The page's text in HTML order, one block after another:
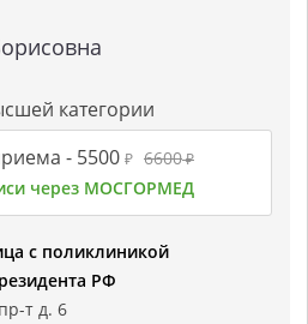
категории
- 5500 ₽ 6600₽
через МОСГОРМЕД
с поликлиникой
РФ
т д. 6